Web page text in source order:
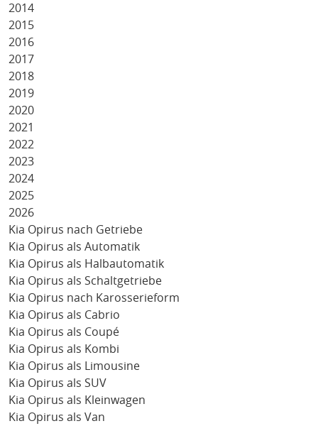
2014
2015
2016
2017
2018
2019
2020
2021
2022
2023
2024
2025
2026
Kia Opirus nach Getriebe
Kia Opirus als Automatik
Kia Opirus als Halbautomatik
Kia Opirus als Schaltgetriebe
Kia Opirus nach Karosserieform
Kia Opirus als Cabrio
Kia Opirus als Coupé
Kia Opirus als Kombi
Kia Opirus als Limousine
Kia Opirus als SUV
Kia Opirus als Kleinwagen
Kia Opirus als Van